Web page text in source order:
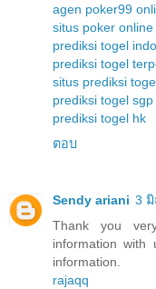
agen poker99
situs poker
prediksi togel
prediksi togel
situs prediksi
prediksi togel sgp
prediksi togel hk
ตอบ
Sendy ariani 3
Thank you
information
information.
rajaqq